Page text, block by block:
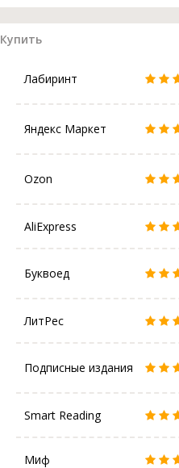
Купить
Лабиринт
Яндекс Маркет
Ozon
AliExpress
Буквоед
ЛитРес
Подписные издания
Smart Reading
Миф